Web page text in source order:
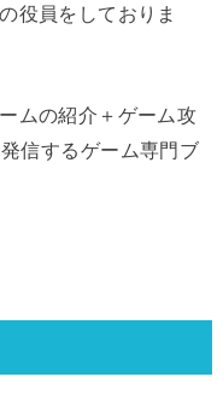
役員をしておりま
ムの紹介＋ゲーム攻
信するゲーム専門ブ